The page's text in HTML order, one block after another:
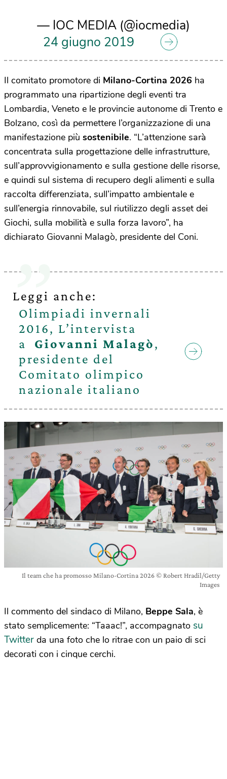
— IOC MEDIA (@iocmedia)
24 giugno 2019
Il comitato promotore di Milano-Cortina 2026 ha
programmato una ripartizione degli eventi tra
Lombardia, Veneto e le provincie autonome di Trento e
Bolzano, così da permettere l’organizzazione di una
manifestazione più sostenibile. “L’attenzione sarà
concentrata sulla progettazione delle infrastrutture,
sull’approvvigionamento e sulla gestione delle risorse,
e quindi sul sistema di recupero degli alimenti e sulla
raccolta differenziata, sull’impatto ambientale e
sull’energia rinnovabile, sul riutilizzo degli asset dei
Giochi, sulla mobilità e sulla forza lavoro”, ha
dichiarato Giovanni Malagò, presidente del Coni.
Leggi anche:
Olimpiadi invernali
2016, L’intervista
a Giovanni Malagò,
presidente del
Comitato olimpico
nazionale italiano
Il team che ha promosso Milano-Cortina 2026 © Robert Hradil/Getty
Images
Il commento del sindaco di Milano, Beppe Sala, è
stato semplicemente: “Taaac!”, accompagnato su
Twitter da una foto che lo ritrae con un paio di sci
decorati con i cinque cerchi.